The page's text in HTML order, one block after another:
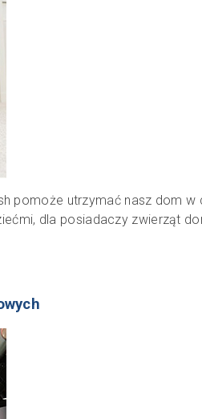
pomoże utrzymać nasz dom
dla posiadaczy zwierząt